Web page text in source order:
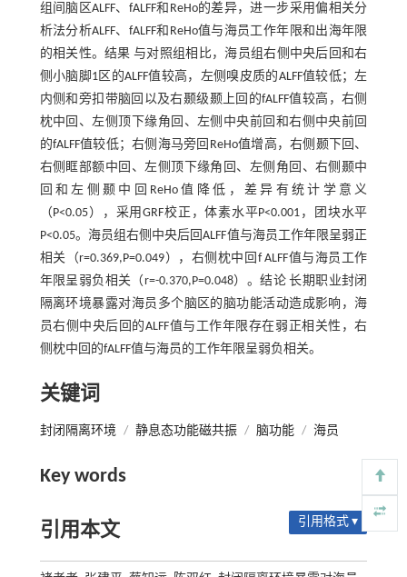
组间脑区ALFF、fALFF和ReHo的差异，进一步采用偏相关分
析法分析ALFF、fALFF和ReHo值与海员工作年限和出海年限
的相关性。结果 与对照组相比，海员组右侧中央后回和右
侧小脑脚1区的ALFF值较高，左侧嗅皮质的ALFF值较低；左
内侧和旁扣带脑回以及右颞级颞上回的fALFF值较高，右侧
枕中回、左侧顶下缘角回、左侧中央前回和右侧中央前回
的fALFF值较低；右侧海马旁回ReHo值增高，右侧颞下回、
右侧眶部额中回、左侧顶下缘角回、左侧角回、右侧颞中
回和左侧颞中回ReHo值降低，差异有统计学意义
（P<0.05），采用GRF校正，体素水平P<0.001，团块水平
P<0.05。海员组右侧中央后回ALFF值与海员工作年限呈弱正
相关（r=0.369,P=0.049），右侧枕中回f ALFF值与海员工作
年限呈弱负相关（r=-0.370,P=0.048）。结论 长期职业封闭
隔离环境暴露对海员多个脑区的脑功能活动造成影响，海
员右侧中央后回的ALFF值与工作年限存在弱正相关性，右
侧枕中回的fALFF值与海员的工作年限呈弱负相关。
关键词
封闭隔离环境 / 静息态功能磁共振 / 脑功能 / 海员
Key words
引用本文 引用格式 ▾